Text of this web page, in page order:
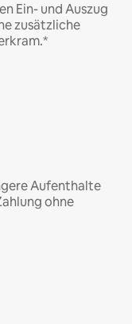
Ein- und Auszug
zusätzliche
Aufenthalte
ohne